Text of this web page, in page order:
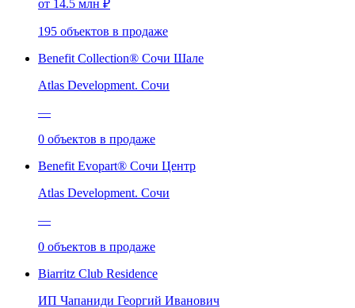
от 14.5 млн ₽
195 объектов в продаже
Benefit Collection® Сочи Шале
Atlas Development. Сочи
—
0 объектов в продаже
Benefit Evopart® Сочи Центр
Atlas Development. Сочи
—
0 объектов в продаже
Biarritz Club Residence
ИП Чапаниди Георгий Иванович